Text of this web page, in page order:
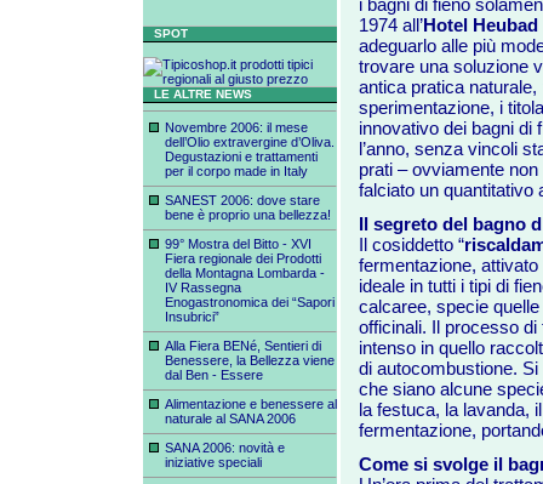
SPOT
LE ALTRE NEWS
Novembre 2006: il mese
dell’Olio extravergine d’Oliva.
Degustazioni e trattamenti
per il corpo made in Italy
SANEST 2006: dove stare
bene è proprio una bellezza!
99° Mostra del Bitto - XVI
Fiera regionale dei Prodotti
della Montagna Lombarda -
IV Rassegna
Enogastronomica dei “Sapori
Insubrici”
Alla Fiera BENé, Sentieri di
Benessere, la Bellezza viene
dal Ben - Essere
Alimentazione e benessere al
naturale al SANA 2006
SANA 2006: novità e
iniziative speciali
i bagni di fieno
1974 all’Hotel Heubad
adeguarlo alle più
trovare una soluzione
antica pratica
sperimentazione, i
innovativo dei bagni di
l’anno, senza vincoli
prati – ovviamente
falciato un quantitativo
Il segreto del bagno
Il cosiddetto “
fermentazione,
ideale in tutti i tipi di
calcaree, specie
officinali. Il processo
intenso in quello
di autocombustione.
che siano alcune
la festuca, la lavanda,
fermentazione,
Come si svolge il